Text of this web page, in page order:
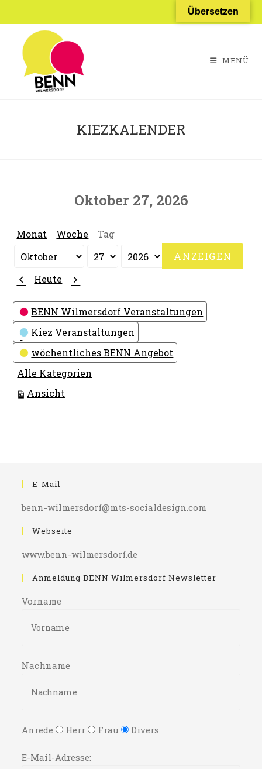
Inhalt
springen
MENÜ
KIEZKALENDER
Oktober 27, 2026
Monat Woche Tag
Monat
Tag
Jahr
Zurück
Heute Weiter
Kategorien
BENN Wilmersdorf Veranstaltungen
Kiez Veranstaltungen
wöchentliches BENN Angebot
Alle Kategorien
Ansicht
E-Mail
benn-wilmersdorf@mts-socialdesign.com
Webseite
www.benn-wilmersdorf.de
Anmeldung BENN Wilmersdorf Newsletter
Vorname
Nachname
Anrede Herr Frau Divers
E-Mail-Adresse:
Übersetzen